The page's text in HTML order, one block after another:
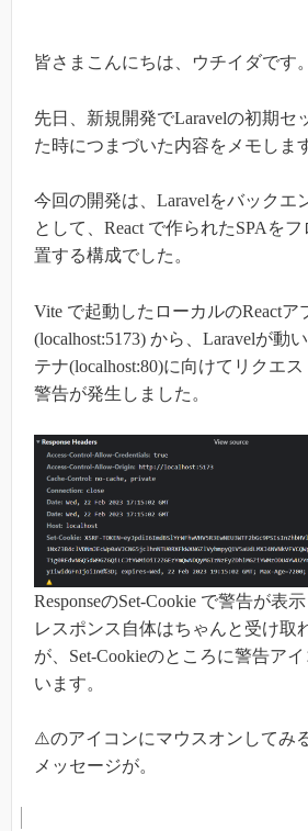
皆さまこんにちは、ウチイダです。
先日、新規開発でLaravelの初期セ
た時につまづいた内容をメモしま
今回の開発は、Laravelをバックエ
として、React で作られたSPAを
置する構成でした。
Vite で起動したローカルのReactア
(localhost:5173) から、Laravelが動
テナ(localhost:80)に向けてリクエス
警告が発生しました。
ResponseのSet-Cookie で警告が表示
レスポンス自体はちゃんと受け取
が、Set-Cookieのところに警告ア
います。
⚠️のアイコンにマウスオンしてみ
メッセージが。